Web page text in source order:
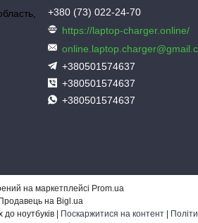
+380 (73) 022-24-70
https://laptop-charger.online/
+380501574637
+380501574637
+380501574637
на маркетплейсі Prom.ua
Продавець на Bigl.ua
Поскаржитися на контент